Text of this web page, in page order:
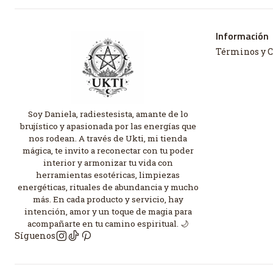
Soy Daniela, radiestesista, amante de lo
brujístico y apasionada por las energías que
nos rodean. A través de Ukti, mi tienda
mágica, te invito a reconectar con tu poder
interior y armonizar tu vida con
herramientas esotéricas, limpiezas
energéticas, rituales de abundancia y mucho
más. En cada producto y servicio, hay
intención, amor y un toque de magia para
acompañarte en tu camino espiritual. 🌙
Síguenos
Información
Términos y